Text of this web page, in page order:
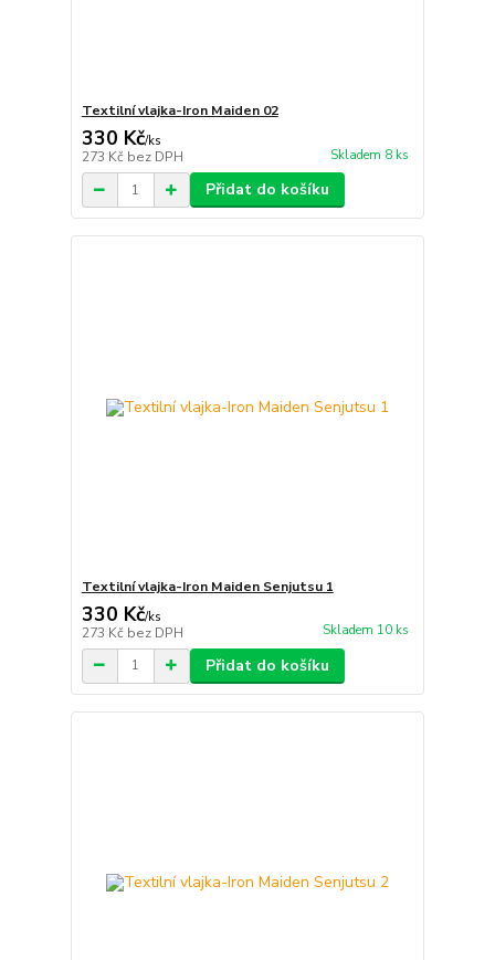
Textilní vlajka-Iron Maiden 02
330 Kč/ks
273 Kč bez DPH Skladem 8 ks
Přidat do košíku
Textilní vlajka-Iron Maiden Senjutsu 1
330 Kč/ks
273 Kč bez DPH Skladem 10 ks
Přidat do košíku